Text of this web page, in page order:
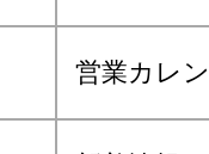
営業カレ